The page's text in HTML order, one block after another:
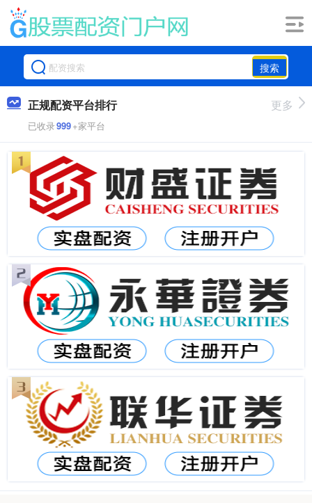
搜索
正规配资平台排行
已收录999+家平台
更多